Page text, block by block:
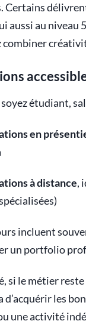
Certains
aussi au niveau
combiner
étudiant,
en
à distance,
incluent
un portfolio
si le métier
les
une activité